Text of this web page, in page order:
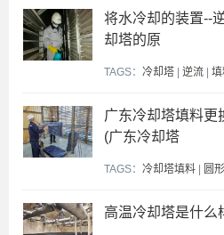
将水冷却的装置--
却塔的原
TAGS： 冷却塔 | 逆流 |
广东冷却塔填料更
(广东冷却塔
TAGS： 冷却塔填料 | 圆
高温冷却塔是什么